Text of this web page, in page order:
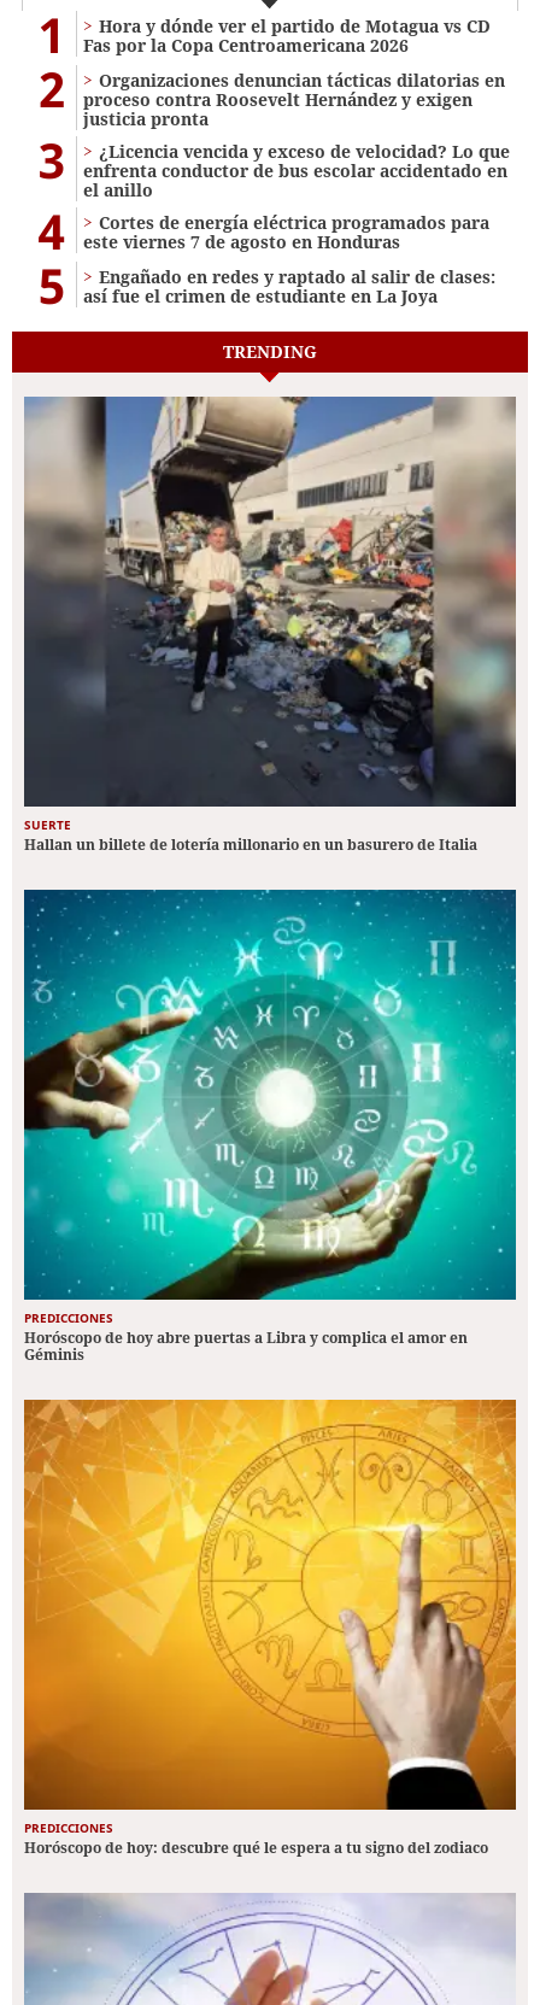
1
Hora y dónde ver el partido de Motagua vs CD
Fas por la Copa Centroamericana 2026
2
Organizaciones denuncian tácticas dilatorias en
proceso contra Roosevelt Hernández y exigen
justicia pronta
3
¿Licencia vencida y exceso de velocidad? Lo que
enfrenta conductor de bus escolar accidentado en
el anillo
4
Cortes de energía eléctrica programados para
este viernes 7 de agosto en Honduras
5
Engañado en redes y raptado al salir de clases:
así fue el crimen de estudiante en La Joya
TRENDING
SUERTE
Hallan un billete de lotería millonario en un basurero de Italia
PREDICCIONES
Horóscopo de hoy abre puertas a Libra y complica el amor en
Géminis
PREDICCIONES
Horóscopo de hoy: descubre qué le espera a tu signo del zodiaco